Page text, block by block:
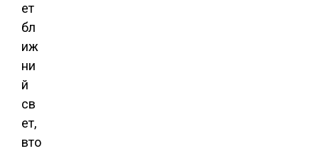
ет
бл
иж
ни
й
св
ет,
вто